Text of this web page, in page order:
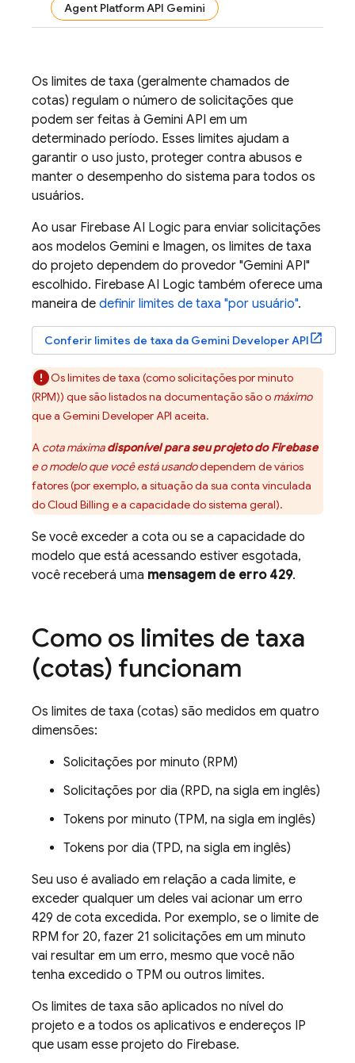
Agent Platform API Gemini
Os limites de taxa (geralmente chamados de
cotas) regulam o número de solicitações que
podem ser feitas à Gemini API em um
determinado período. Esses limites ajudam a
garantir o uso justo, proteger contra abusos e
manter o desempenho do sistema para todos os
usuários.
Ao usar Firebase AI Logic para enviar solicitações
aos modelos Gemini e Imagen, os limites de taxa
do projeto dependem do provedor "Gemini API"
escolhido. Firebase AI Logic também oferece uma
maneira de definir limites de taxa "por usuário".
Conferir limites de taxa da Gemini Developer API
Os limites de taxa (como solicitações por minuto
(RPM)) que são listados na documentação são o máximo
que a Gemini Developer API aceita.
A cota máximadisponível para seu projeto do Firebase
e o modelo que você está usandodependem de vários
fatores (por exemplo, a situação da sua conta vinculada
doCloud Billing e a capacidade do sistema geral).
Se você exceder a cota ou se a capacidade do
modelo que está acessando estiver esgotada,
você receberá uma mensagem de erro 429.
Como os limites de taxa
(cotas) funcionam
Os limites de taxa (cotas) são medidos em quatro
dimensões:
Solicitações por minuto (RPM)
Solicitações por dia (RPD, na sigla em inglês)
Tokens por minuto (TPM, na sigla em inglês)
Tokens por dia (TPD, na sigla em inglês)
Seu uso é avaliado em relação a cada limite, e
exceder qualquer um deles vai acionar um erro
429 de cota excedida. Por exemplo, se o limite de
RPM for 20, fazer 21 solicitações em um minuto
vai resultar em um erro, mesmo que você não
tenha excedido o TPM ou outros limites.
Os limites de taxa são aplicados no nível do
projeto e a todos os aplicativos e endereços IP
que usam esse projeto do Firebase.